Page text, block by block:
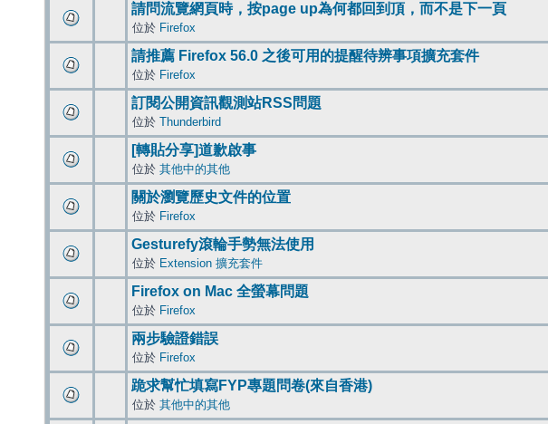
請問流覽網頁時，按page up為何都回到頂，而不是下一頁
位於 Firefox
請推薦 Firefox 56.0 之後可用的提醒待辨事項擴充套件
位於 Firefox
訂閱公開資訊觀測站RSS問題
位於 Thunderbird
[轉貼分享]道歉啟事
位於 其他中的其他
關於瀏覽歷史文件的位置
位於 Firefox
Gesturefy滾輪手勢無法使用
位於 Extension 擴充套件
Firefox on Mac 全螢幕問題
位於 Firefox
兩步驗證錯誤
位於 Firefox
跪求幫忙填寫FYP專題問卷(來自香港)
位於 其他中的其他